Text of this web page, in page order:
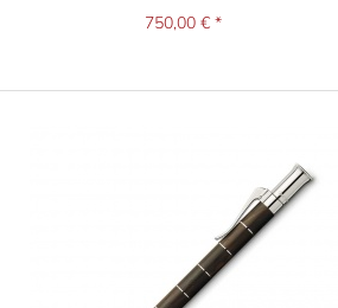
750,00 € *